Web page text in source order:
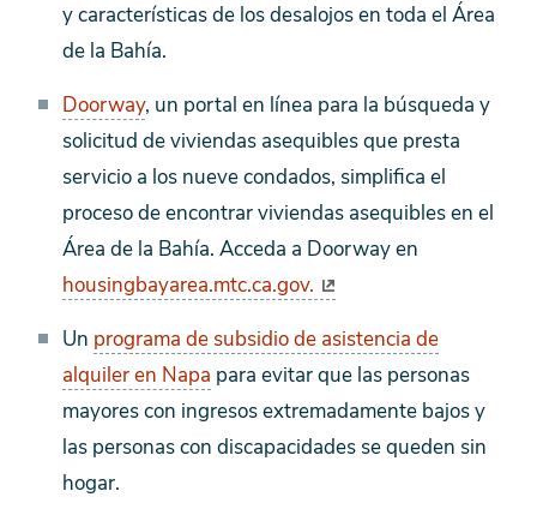
y características de los desalojos en toda el Área
de la Bahía.
Doorway, un portal en línea para la búsqueda y
solicitud de viviendas asequibles que presta
servicio a los nueve condados, simplifica el
proceso de encontrar viviendas asequibles en el
Área de la Bahía. Acceda a Doorway en
housingbayarea.mtc.ca.gov.
Un programa de subsidio de asistencia de
alquiler en Napa para evitar que las personas
mayores con ingresos extremadamente bajos y
las personas con discapacidades se queden sin
hogar.